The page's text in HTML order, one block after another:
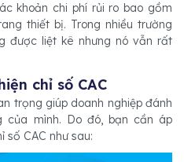
khoản chi phí rủi ro bao gồm
thiết bị. Trong nhiều trường
được liệt kê nhưng nó vẫn rất
chỉ số CAC
trọng giúp doanh nghiệp đánh
mình. Do đó, bạn cần áp
CAC như sau: